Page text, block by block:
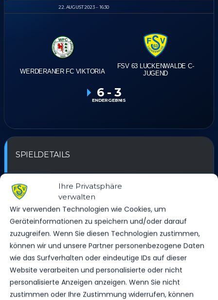
Ihre Privatsphäre
verwalten
Wir verwenden Technologien wie Cookies, um
Geräteinformationen zu speichern und/oder darauf
zuzugreifen. Wenn Sie diesen Technologien zustimmen,
können wir und unsere Partner personenbezogene Daten
wie das Surfverhalten oder eindeutige IDs auf dieser
Website verarbeiten und personalisierte oder nicht
personalisierte Anzeigen anzeigen. Wenn Sie nicht
zustimmen oder Ihre Zustimmung widerrufen, können
22. AUGUST 2023 16:30
WERDERANER FC VIKTORIA
FSV 63 LUCKENWALDE C-
JUGEND
6 - 3
ENDERGEBNIS
SPIELDETAILS
22. August 2023
ERGEBNIS
MANNSCHAFT TORE SPIELAUSGANG
Werderaner FC Viktoria 6 Sieg
FSV 63 Luckenwalde C-Jugend 3 Niederlage